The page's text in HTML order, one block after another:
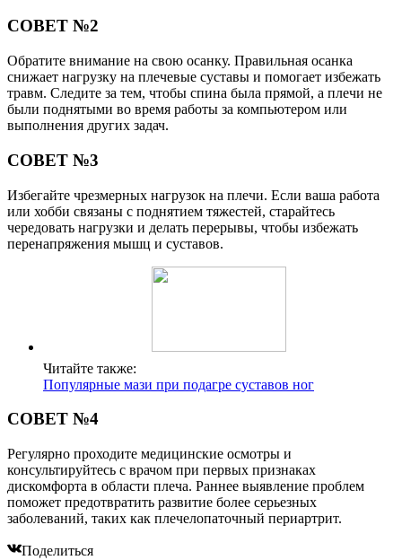
СОВЕТ №2
Обратите внимание на свою осанку. Правильная осанка
снижает нагрузку на плечевые суставы и помогает избежать
травм. Следите за тем, чтобы спина была прямой, а плечи не
были поднятыми во время работы за компьютером или
выполнения других задач.
СОВЕТ №3
Избегайте чрезмерных нагрузок на плечи. Если ваша работа
или хобби связаны с поднятием тяжестей, старайтесь
чередовать нагрузки и делать перерывы, чтобы избежать
перенапряжения мышц и суставов.
Читайте также:
Популярные мази при подагре суставов ног
СОВЕТ №4
Регулярно проходите медицинские осмотры и
консультируйтесь с врачом при первых признаках
дискомфорта в области плеча. Раннее выявление проблем
поможет предотвратить развитие более серьезных
заболеваний, таких как плечелопаточный периартрит.
Поделиться